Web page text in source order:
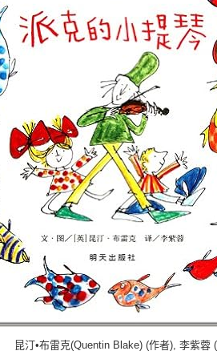
昆汀•布雷克(Quentin Blake) (作者), 李紫蓉